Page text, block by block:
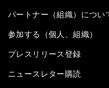
パートナー（組織）につい
参加する（個人、組織）
プレスリリース登録
ニュースレター購読